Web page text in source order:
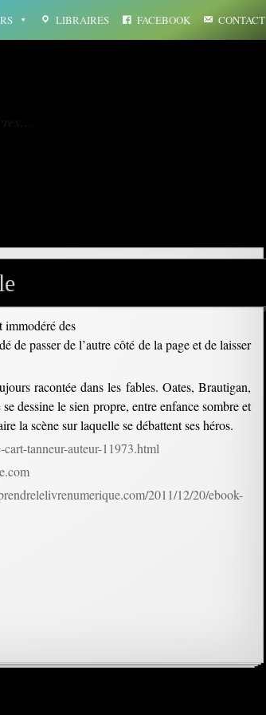
LIBRAIRES FACEBOOK CONTACT
immodéré des
passer de l’autre côté de la page et de laisser
racontée dans les fables. Oates, Brautigan,
dessine le sien propre, entre enfance sombre et
la scène sur laquelle se débattent ses héros.
tanneur-auteur-11973.html
2011/12/20/ebook-